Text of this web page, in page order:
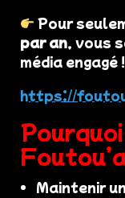
Pour
par an, vous
média engagé !
https://
Maintenir